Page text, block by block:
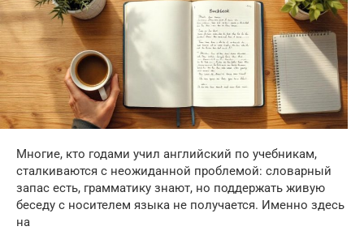
Многие, кто годами учил английский по учебникам,
сталкиваются с неожиданной проблемой: словарный
запас есть, грамматику знают, но поддержать живую
беседу с носителем языка не получается. Именно здесь
на